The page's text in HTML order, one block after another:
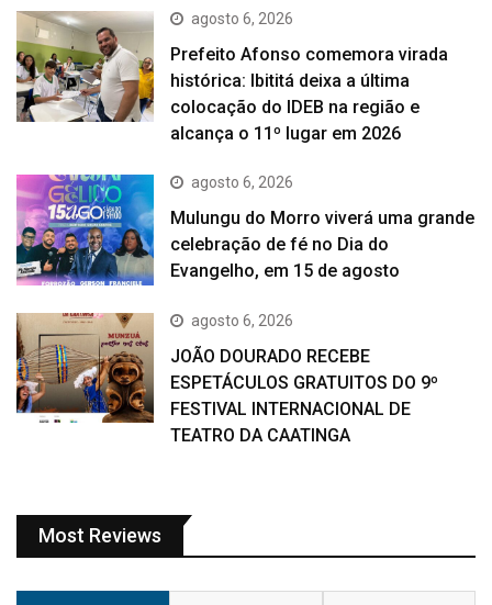
agosto 6, 2026
Prefeito Afonso comemora virada
histórica: Ibititá deixa a última
colocação do IDEB na região e
alcança o 11º lugar em 2026
agosto 6, 2026
Mulungu do Morro viverá uma grande
celebração de fé no Dia do
Evangelho, em 15 de agosto
agosto 6, 2026
JOÃO DOURADO RECEBE
ESPETÁCULOS GRATUITOS DO 9º
FESTIVAL INTERNACIONAL DE
TEATRO DA CAATINGA
Most Reviews